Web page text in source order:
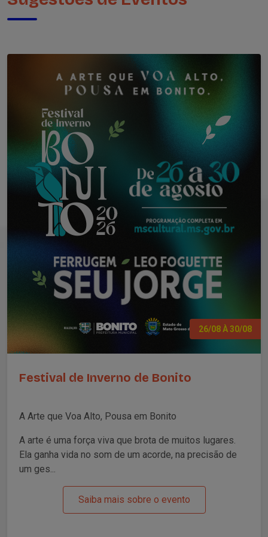
26/08 À 30/08
Festival de Inverno de Bonito
A Arte que Voa Alto, Pousa em Bonito
A arte é uma força viva que brota de muitos lugares.
Ela ganha vida no som de um acorde, na precisão de
um ges...
Saiba mais sobre o evento